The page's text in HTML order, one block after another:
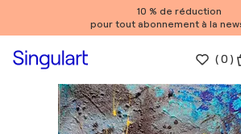
10 % de réduction
pour tout abonnement à la
(0 )